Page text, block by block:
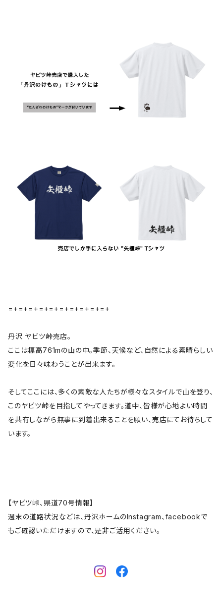
=+=+=+=+=+=+=+=+=+=+
丹沢 ヤビツ峠売店。
ここは標高761mの山の中。季節、天候など、自然による素晴らしい
変化を日々味わうことが出来ます。
そしてここには、多くの素敵な人たちが様々なスタイルで山を登り、
このヤビツ峠を目指してやってきます。道中、皆様が心地よい時間
を共有しながら無事に到着出来ることを願い、売店にてお待ちして
います。
【ヤビツ峠、県道70号情報】
週末の道路状況などは、丹沢ホームのInstagram、facebookで
もご確認いただけますので、是非ご活用ください。